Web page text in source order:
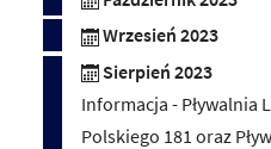
Wrzesień 2023
Sierpień 2023
Informacja - Pływalnia
Polskiego 181 oraz